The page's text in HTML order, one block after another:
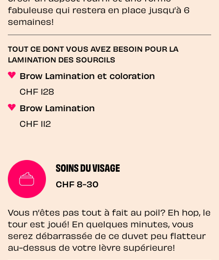
fabuleuse qui restera en place jusqu’à 6
semaines!
TOUT CE DONT VOUS AVEZ BESOIN POUR LA
LAMINATION DES SOURCILS
Brow Lamination et coloration
CHF 128
Brow Lamination
CHF 112
SOINS DU VISAGE
CHF 8-30
Vous n’êtes pas tout à fait au poil? Eh hop, le
tour est joué! En quelques minutes, vous
serez débarrassée de ce duvet peu flatteur
au-dessus de votre lèvre supérieure!